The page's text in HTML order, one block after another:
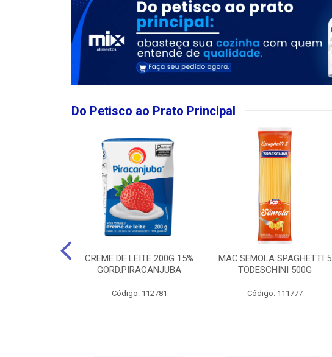
Do Petisco ao Prato Principal
CREME DE LEITE 200G 15%
GORD.PIRACANJUBA
Código: 112781
MAC.SEMOLA SPAGHETTI 5
TODESCHINI 500G
Código: 111777